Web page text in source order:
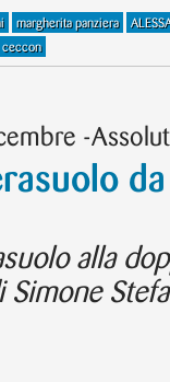
margherita panziera
ceccon
-
alla
Simone